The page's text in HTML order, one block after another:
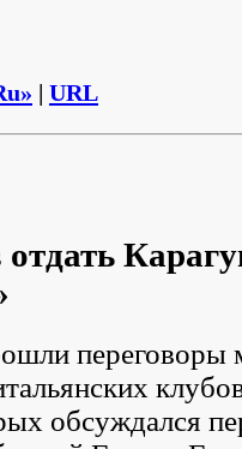
| URL
переговоры
обсуждался